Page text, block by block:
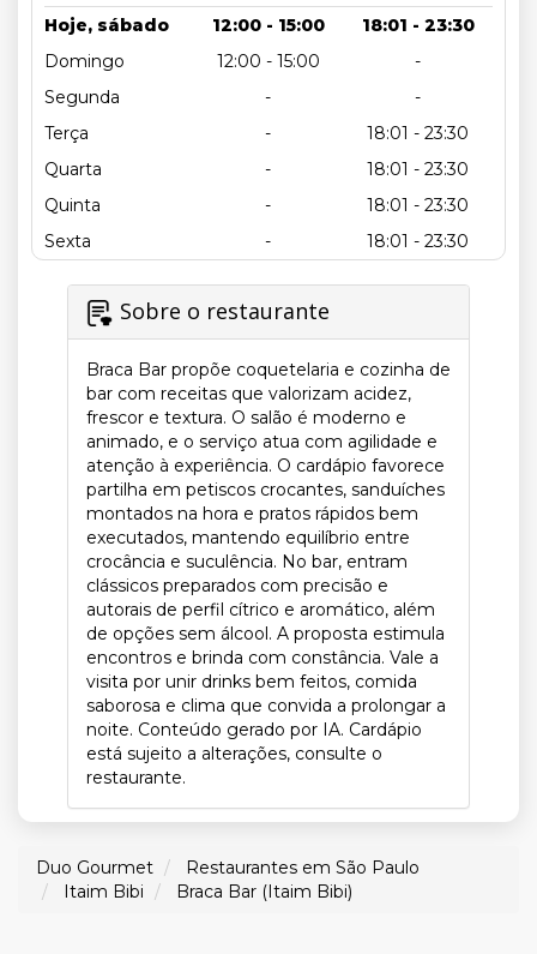
Hoje, sábado
12:00 - 15:00
18:01 - 23:30
Domingo
12:00 - 15:00
-
Segunda
-
-
Terça
-
18:01 - 23:30
Quarta
-
18:01 - 23:30
Quinta
-
18:01 - 23:30
Sexta
- 18:01 - 23:30
Sobre o restaurante
Braca Bar propõe coquetelaria e cozinha de
bar com receitas que valorizam acidez,
frescor e textura. O salão é moderno e
animado, e o serviço atua com agilidade e
atenção à experiência. O cardápio favorece
partilha em petiscos crocantes, sanduíches
montados na hora e pratos rápidos bem
executados, mantendo equilíbrio entre
crocância e suculência. No bar, entram
clássicos preparados com precisão e
autorais de perfil cítrico e aromático, além
de opções sem álcool. A proposta estimula
encontros e brinda com constância. Vale a
visita por unir drinks bem feitos, comida
saborosa e clima que convida a prolongar a
noite. Conteúdo gerado por IA. Cardápio
está sujeito a alterações, consulte o
restaurante.
Duo Gourmet
Restaurantes em São Paulo
Itaim Bibi
Braca Bar (Itaim Bibi)